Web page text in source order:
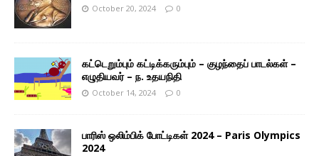
October 20, 2024 0
கட்டெறும்பும் கட்டிக்கரும்பும் – குழந்தைப் பாடல்கள் –
எழுதியவர் – ந. உதயநிதி
October 14, 2024 0
பாரிஸ் ஒலிம்பிக் போட்டிகள் 2024 – Paris Olympics
2024